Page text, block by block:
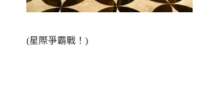
(星際爭霸戰！ )